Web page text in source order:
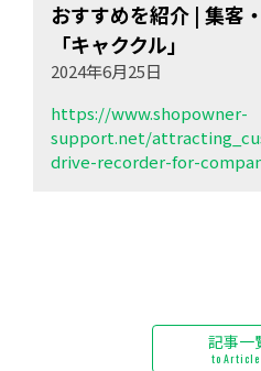
おすすめを紹介 | 集客
「キャククル」
2024年6月25日
https://www.shopowner-
support.net/
drive-recorder-for-
記事一
to